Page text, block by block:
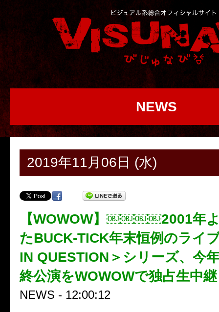
NEWS
2019年11月06日 (水)
【WOWOW】￼￼￼￼2001年
たBUCK-TICK年末恒例のライ
IN QUESTION＞シリーズ、今
終公演をWOWOWで独占生中
NEWS - 12:00:12